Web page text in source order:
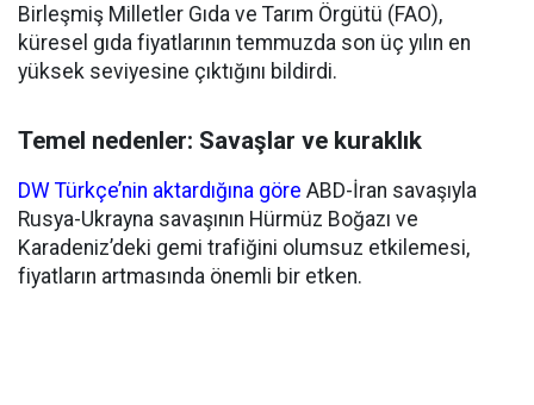
Birleşmiş Milletler Gıda ve Tarım Örgütü (FAO),
küresel gıda fiyatlarının temmuzda son üç yılın en
yüksek seviyesine çıktığını bildirdi.
Temel nedenler: Savaşlar ve kuraklık
DW Türkçe’nin aktardığına göre ABD-İran savaşıyla
Rusya-Ukrayna savaşının Hürmüz Boğazı ve
Karadeniz’deki gemi trafiğini olumsuz etkilemesi,
fiyatların artmasında önemli bir etken.